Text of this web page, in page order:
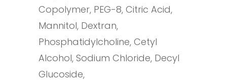
Copolymer, PEG-8, Citric Acid,
Mannitol, Dextran,
Phosphatidylcholine, Cetyl
Alcohol, Sodium Chloride, Decyl
Glucoside,